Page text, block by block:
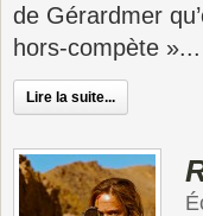
de Gérardmer
hors-compète »...
Lire la suite...